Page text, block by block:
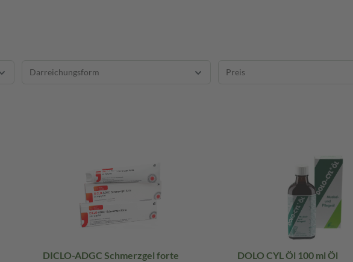
Darreichungsform Preis
DICLO-ADGC Schmerzgel forte
DOLO CYL Öl 100 ml Öl